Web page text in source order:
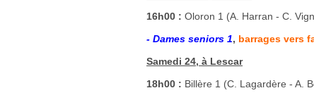
16h00 : Oloron 1 (A. Harran - C.
- Dames seniors 1, barrages vers
Samedi 24, à Lescar
18h00 : Billère 1 (C. Lagardère - A.